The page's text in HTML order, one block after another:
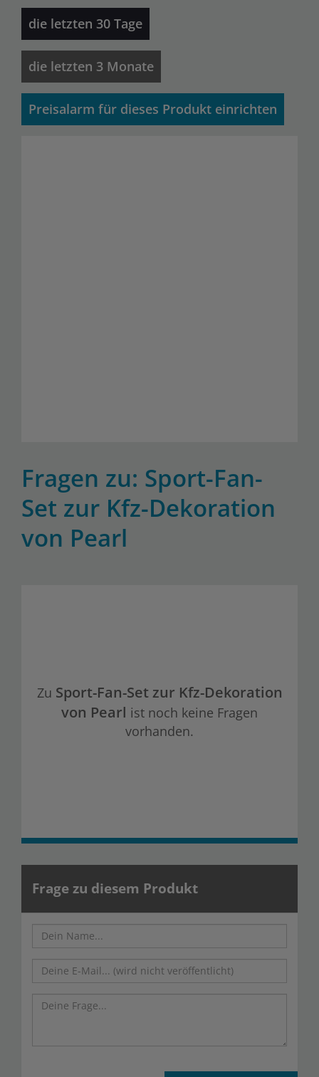
die letzten 30 Tage
die letzten 3 Monate
Preisalarm für dieses Produkt einrichten
Fragen zu: Sport-Fan-
Set zur Kfz-Dekoration
von Pearl
Zu Sport-Fan-Set zur Kfz-Dekoration
von Pearl ist noch keine Fragen
vorhanden.
Frage zu diesem Produkt